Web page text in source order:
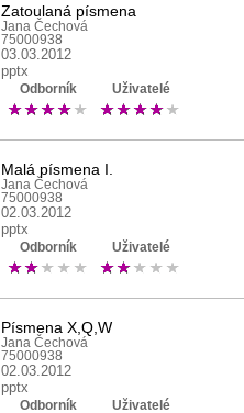
Zatoulaná písmena
Jana Čechová
75000938
03.03.2012
pptx
Odborník Uživatelé
Malá písmena I.
Jana Čechová
75000938
02.03.2012
pptx
Odborník Uživatelé
Písmena X,Q,W
Jana Čechová
75000938
02.03.2012
pptx
Odborník Uživatelé